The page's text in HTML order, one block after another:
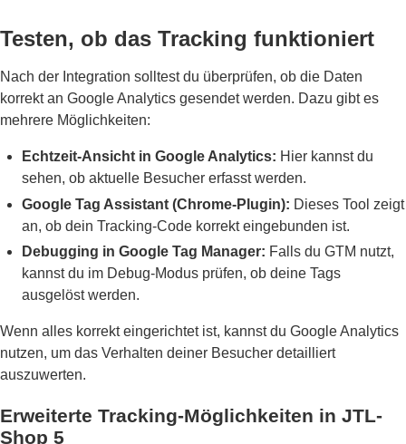
Testen, ob das Tracking funktioniert
Nach der Integration solltest du überprüfen, ob die Daten
korrekt an Google Analytics gesendet werden. Dazu gibt es
mehrere Möglichkeiten:
Echtzeit-Ansicht in Google Analytics: Hier kannst du
sehen, ob aktuelle Besucher erfasst werden.
Google Tag Assistant (Chrome-Plugin): Dieses Tool zeigt
an, ob dein Tracking-Code korrekt eingebunden ist.
Debugging in Google Tag Manager: Falls du GTM nutzt,
kannst du im Debug-Modus prüfen, ob deine Tags
ausgelöst werden.
Wenn alles korrekt eingerichtet ist, kannst du Google Analytics
nutzen, um das Verhalten deiner Besucher detailliert
auszuwerten.
Erweiterte Tracking-Möglichkeiten in JTL-
Shop 5